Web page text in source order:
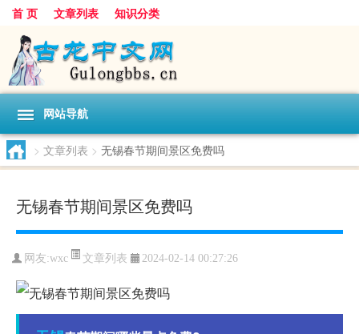
首 页 文章列表 知识分类
网站导航
> 文章列表 > 无锡春节期间景区免费吗
无锡春节期间景区免费吗
网友:wxc 文章列表 2024-02-14 00:27:26